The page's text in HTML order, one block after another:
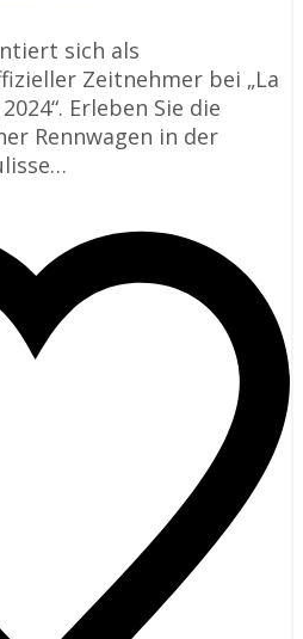
sich als
Zeitnehmer bei „La
Erleben Sie die
Rennwagen in der